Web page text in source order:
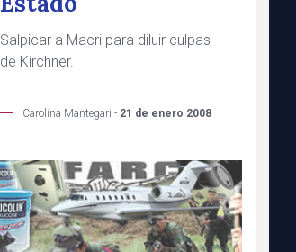
Salpicar a Macri para diluir culpas
de Kirchner.
Carolina Mantegari - 21 de enero 2008